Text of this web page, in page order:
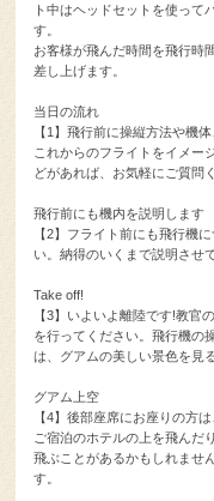
ト中はヘッドセットを使って
す。
お客様が飛んだ時間を飛行時
差し上げます。
当日の流れ
【1】飛行前に操縦方法や機
これからのフライトをイメー
どがあれば、お気軽にご質問
飛行前にも機内を説明します
【2】フライト前にも飛行機
い。納得のいくまで説明させ
Take off!
【3】いよいよ離陸です!教官
を行ってください。飛行機の
は、グアムの美しい景色を見
グアム上空
【4】後部座席にお座りの方
ご宿泊のホテルの上を飛んだ
飛ぶことがあるかもしれませ
す。